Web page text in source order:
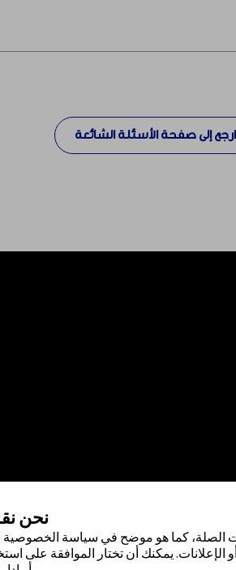
ارجع إلى صفحة الأسئلة الشائعة
نحن
الصلة، كما هو موضح في سياسة الخصوصية
يمكنك أن تختار الموافقة على